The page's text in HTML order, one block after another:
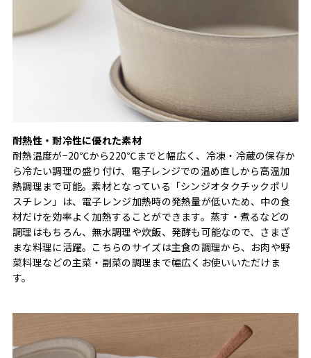
耐熱性・耐冷性に優れた素材
耐熱温度が−20℃から220℃までと幅広く、冷凍・冷蔵の保存か
ら冷たい調理の盛り付け、電子レンジでの温め直しから高温加
熱調理まで可能。素材となっている「シンジオタクチックポリ
スチレン」は、電子レンジ加熱時の発熱量が低いため、中の食
材だけを効率よく加熱することができます。蒸す・煮るなどの
調理はもちろん、無水調理や炊飯、発酵も可能なので、さまざ
まな料理に活躍。こちらのサイズは主食の調理から、お肉や野
菜料理などの主菜・副菜の調理まで幅広くお使いいただけま
す。